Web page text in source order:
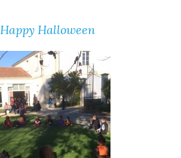
Happy Halloween